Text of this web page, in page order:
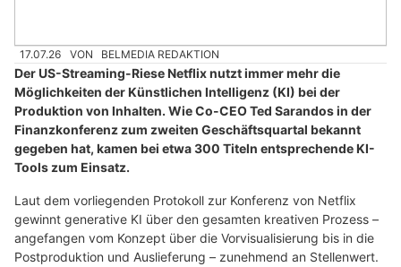
17.07.26 VON BELMEDIA REDAKTION
Der US-Streaming-Riese Netflix nutzt immer mehr die
Möglichkeiten der Künstlichen Intelligenz (KI) bei der
Produktion von Inhalten. Wie Co-CEO Ted Sarandos in der
Finanzkonferenz zum zweiten Geschäftsquartal bekannt
gegeben hat, kamen bei etwa 300 Titeln entsprechende KI-
Tools zum Einsatz.
Laut dem vorliegenden Protokoll zur Konferenz von Netflix
gewinnt generative KI über den gesamten kreativen Prozess –
angefangen vom Konzept über die Vorvisualisierung bis in die
Postproduktion und Auslieferung – zunehmend an Stellenwert.